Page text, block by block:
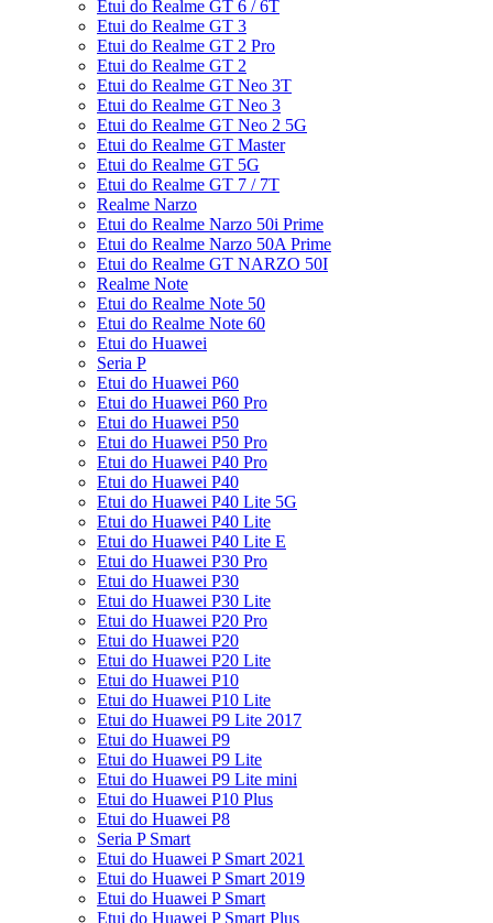
Etui do Realme GT 6 / 6T
Etui do Realme GT 3
Etui do Realme GT 2 Pro
Etui do Realme GT 2
Etui do Realme GT Neo 3T
Etui do Realme GT Neo 3
Etui do Realme GT Neo 2 5G
Etui do Realme GT Master
Etui do Realme GT 5G
Etui do Realme GT 7 / 7T
Realme Narzo
Etui do Realme Narzo 50i Prime
Etui do Realme Narzo 50A Prime
Etui do Realme GT NARZO 50I
Realme Note
Etui do Realme Note 50
Etui do Realme Note 60
Etui do Huawei
Seria P
Etui do Huawei P60
Etui do Huawei P60 Pro
Etui do Huawei P50
Etui do Huawei P50 Pro
Etui do Huawei P40 Pro
Etui do Huawei P40
Etui do Huawei P40 Lite 5G
Etui do Huawei P40 Lite
Etui do Huawei P40 Lite E
Etui do Huawei P30 Pro
Etui do Huawei P30
Etui do Huawei P30 Lite
Etui do Huawei P20 Pro
Etui do Huawei P20
Etui do Huawei P20 Lite
Etui do Huawei P10
Etui do Huawei P10 Lite
Etui do Huawei P9 Lite 2017
Etui do Huawei P9
Etui do Huawei P9 Lite
Etui do Huawei P9 Lite mini
Etui do Huawei P10 Plus
Etui do Huawei P8
Seria P Smart
Etui do Huawei P Smart 2021
Etui do Huawei P Smart 2019
Etui do Huawei P Smart
Etui do Huawei P Smart Plus